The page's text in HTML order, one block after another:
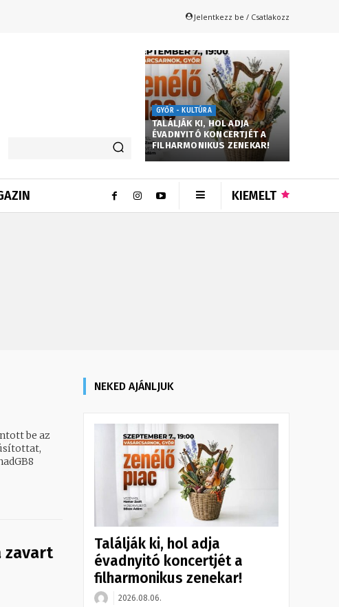
Jelentkezz be / Csatlakozz
GYŐR - KULTÚRA
TALÁLJÁK KI, HOL ADJA
ÉVADNYITÓ KONCERTJÉT A
FILHARMONIKUS ZENEKAR!
KIEMELT
be az
zavart
NEKED AJÁNLJUK
Találják ki, hol adja
évadnyitó koncertjét a
filharmonikus zenekar!
2026.08.06.